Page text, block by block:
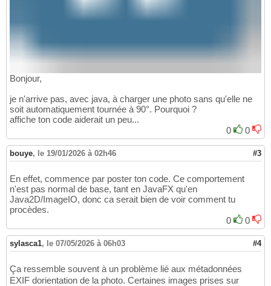
Bonjour,
je n'arrive pas, avec java, à charger une photo sans qu'elle ne
soit automatiquement tournée à 90°. Pourquoi ?
affiche ton code aiderait un peu...
0
0
bouye, le 19/01/2026 à 02h46 #3
En effet, commence par poster ton code. Ce comportement
n'est pas normal de base, tant en JavaFX qu'en
Java2D/ImageIO, donc ca serait bien de voir comment tu
procèdes.
0
0
sylasca1, le 07/05/2026 à 06h03 #4
Ça ressemble souvent à un problème lié aux métadonnées
EXIF dorientation de la photo. Certaines images prises sur